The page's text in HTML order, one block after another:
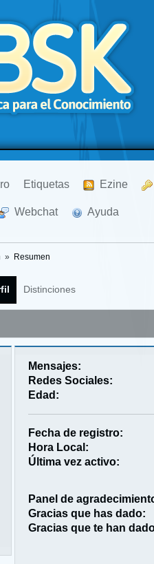
Etiquetas Ezine
Webchat Ayuda
» Resumen
Distinciones
Mensajes:
Redes Sociales:
Edad:
Fecha de registro:
Hora Local:
Última vez activo:
Panel de
Gracias que has dado:
Gracias que te han